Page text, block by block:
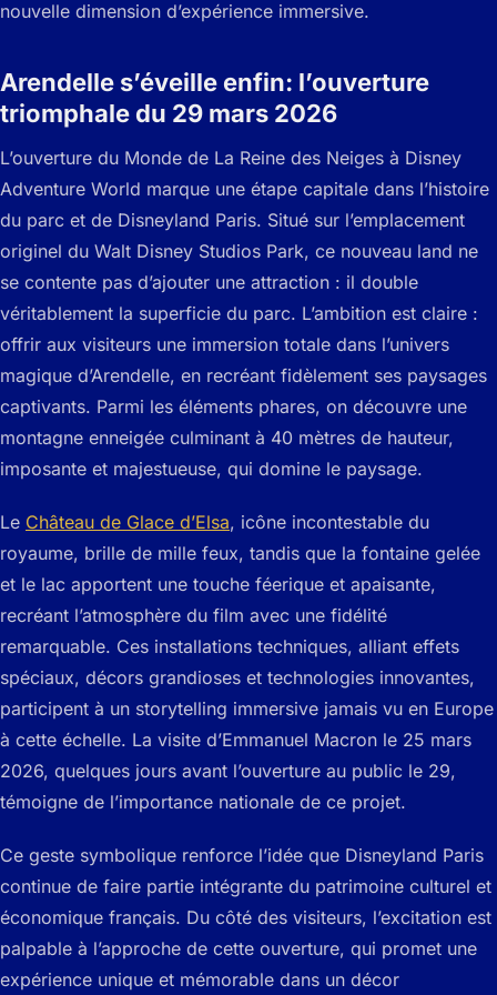
nouvelle dimension d’expérience immersive.
Arendelle s’éveille enfin: l’ouverture
triomphale du 29 mars 2026
L’ouverture du Monde de La Reine des Neiges à Disney
Adventure World marque une étape capitale dans l’histoire
du parc et de Disneyland Paris. Situé sur l’emplacement
originel du Walt Disney Studios Park, ce nouveau land ne
se contente pas d’ajouter une attraction : il double
véritablement la superficie du parc. L’ambition est claire :
offrir aux visiteurs une immersion totale dans l’univers
magique d’Arendelle, en recréant fidèlement ses paysages
captivants. Parmi les éléments phares, on découvre une
montagne enneigée culminant à 40 mètres de hauteur,
imposante et majestueuse, qui domine le paysage.
Le Château de Glace d’Elsa, icône incontestable du
royaume, brille de mille feux, tandis que la fontaine gelée
et le lac apportent une touche féerique et apaisante,
recréant l’atmosphère du film avec une fidélité
remarquable. Ces installations techniques, alliant effets
spéciaux, décors grandioses et technologies innovantes,
participent à un storytelling immersive jamais vu en Europe
à cette échelle. La visite d’Emmanuel Macron le 25 mars
2026, quelques jours avant l’ouverture au public le 29,
témoigne de l’importance nationale de ce projet.
Ce geste symbolique renforce l’idée que Disneyland Paris
continue de faire partie intégrante du patrimoine culturel et
économique français. Du côté des visiteurs, l’excitation est
palpable à l’approche de cette ouverture, qui promet une
expérience unique et mémorable dans un décor